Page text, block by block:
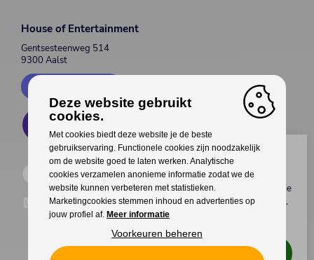
House of Entertainment
Gentsesteenweg 514
9300 Aalst
Wil jij genieten van gratis
voordelen?
Koop als eerstetickets,meet & greets
met je
favoriete artiest(en), interessantekortingen ,
upgradesvan je tickets en veel meer
Ik wil genieten van deze voordelen!
Deze website gebruikt
cookies.
Met cookies biedt deze website je de beste
gebruikservaring. Functionele cookies zijn noodzakelijk
om de website goed te laten werken. Analytische
cookies verzamelen anonieme informatie zodat we de
website kunnen verbeteren met statistieken.
Marketingcookies stemmen inhoud en advertenties op
jouw profiel af. Meer informatie
Voorkeuren beheren